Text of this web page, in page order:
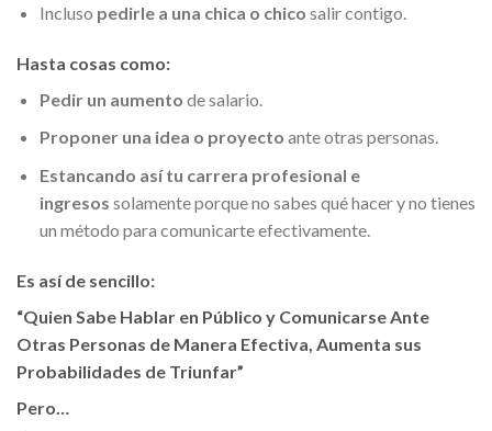
Incluso pedirle a una chica o chico salir contigo.
Hasta cosas como:
Pedir un aumento de salario.
Proponer una idea o proyecto ante otras personas.
Estancando así tu carrera profesional e
ingresos solamente porque no sabes qué hacer y no tienes
un método para comunicarte efectivamente.
Es así de sencillo:
“Quien Sabe Hablar en Público y Comunicarse Ante
Otras Personas de Manera Efectiva, Aumenta sus
Probabilidades de Triunfar”
Pero…